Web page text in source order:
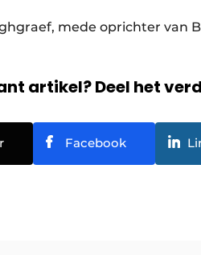
mede oprichter van
artikel? Deel het
Facebook